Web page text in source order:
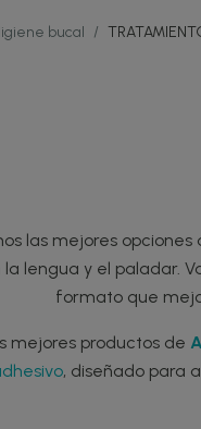
bucal /
las mejores opciones
la lengua y el paladar.
formato que
mejores productos de
, diseñado para